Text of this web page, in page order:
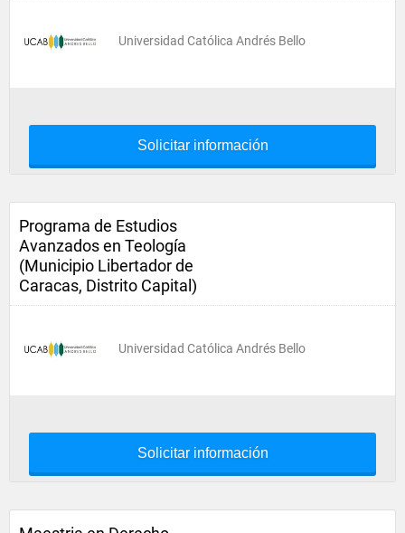
Universidad Católica Andrés Bello
Solicitar información
Programa de Estudios
Avanzados en Teología
(Municipio Libertador de
Caracas, Distrito Capital)
Universidad Católica Andrés Bello
Solicitar información